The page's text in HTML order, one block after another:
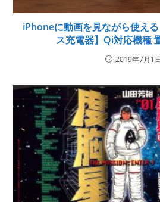
iPhoneに動画を見ながら使え
ス充電器】Qi対応機種
2019年7月1日